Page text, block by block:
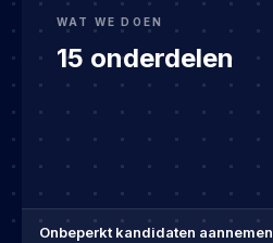
WAT WE DOEN
15 onderdelen
Onbeperkt kandidaten aannemen